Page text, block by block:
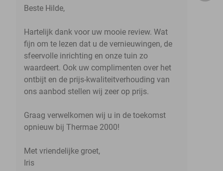
Beste Hilde,
Hartelijk dank voor uw mooie review. Wat
fijn om te lezen dat u de vernieuwingen, de
sfeervolle inrichting en onze tuin zo
waardeert. Ook uw complimenten over het
ontbijt en de prijs-kwaliteitverhouding van
ons aanbod stellen wij zeer op prijs.
Graag verwelkomen wij u in de toekomst
opnieuw bij Thermae 2000!
Met vriendelijke groet,
Iris